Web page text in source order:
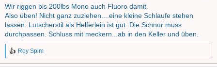
Wir riggen bis 200lbs Mono auch Fluoro damit.
Also üben! Nicht ganz zuziehen....eine kleine Schlaufe stehen
lassen. Lutscherstil als Helferlein ist gut. Die Schnur muss
durchpassen. Schluss mit meckern...ab in den Keller und üben.
R
e
Roy Spim